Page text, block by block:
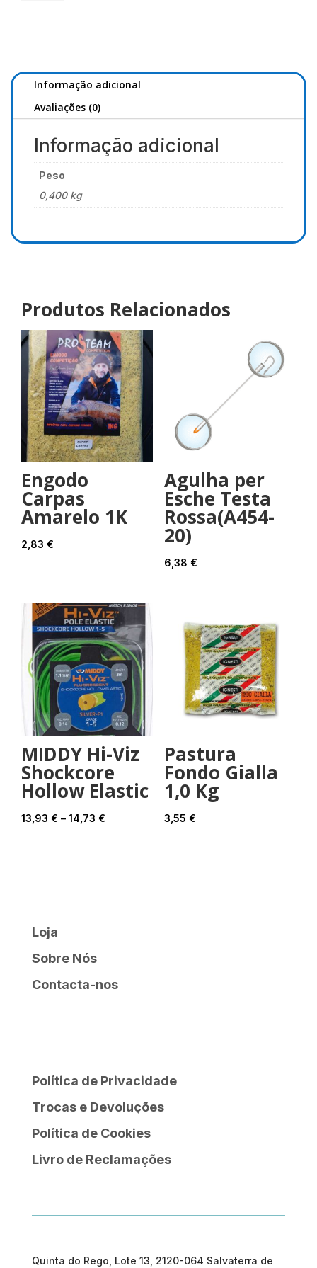
Informação adicional
Avaliações (0)
Informação adicional
Peso
0,400 kg
Produtos Relacionados
Engodo
Carpas
Amarelo 1K
2,83 €
Agulha per
Esche Testa
Rossa(A454-
20)
6,38 €
MIDDY Hi-Viz
Shockcore
Hollow Elastic
13,93 € – 14,73 €
Pastura
Fondo Gialla
1,0 Kg
3,55 €
Loja
Sobre Nós
Contacta-nos
Política de Privacidade
Trocas e Devoluções
Política de Cookies
Livro de Reclamações
Quinta do Rego, Lote 13, 2120-064 Salvaterra de